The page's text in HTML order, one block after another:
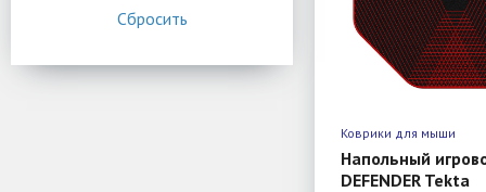
Коврики для мыши
Напольный
DEFENDER Tekta